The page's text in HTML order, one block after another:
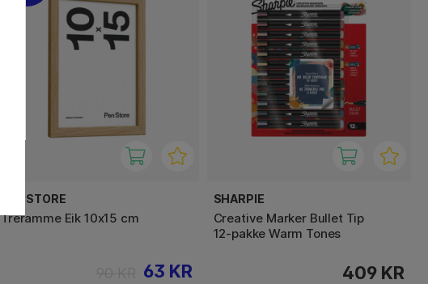
PEN STORE
Treramme Eik 10x15 cm
63 KR
SHARPIE
Creative Marker Bullet Tip
12‑pakke Warm Tones
409 KR